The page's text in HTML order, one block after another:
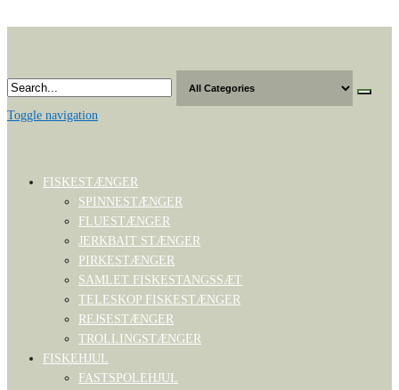
content
Toggle navigation
FISKESTÆNGER
SPINNESTÆNGER
FLUESTÆNGER
JERKBAIT STÆNGER
PIRKESTÆNGER
SAMLET FISKESTANGSSÆT
TELESKOP FISKESTÆNGER
REJSESTÆNGER
TROLLINGSTÆNGER
FISKEHJUL
FASTSPOLEHJUL